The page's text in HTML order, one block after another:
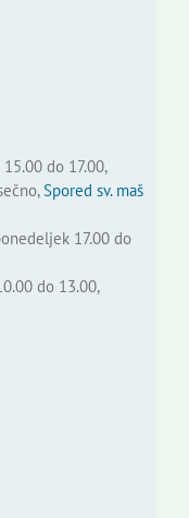
do 17.00,
Spored sv. maš
17.00 do
do 13.00,